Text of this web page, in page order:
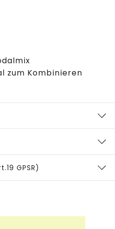
zum Kombinieren
GPSR)